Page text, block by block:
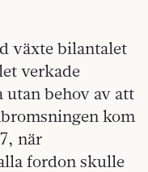
växte bilantalet
verkade
utan behov av att
kom
när
fordon skulle